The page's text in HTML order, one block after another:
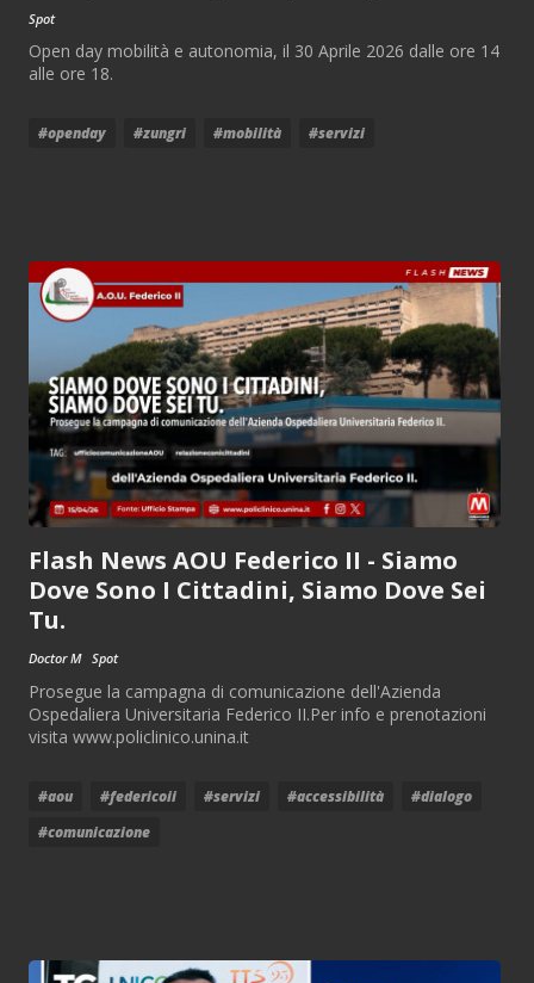
Spot
Open day mobilità e autonomia, il 30 Aprile 2026 dalle ore 14
alle ore 18.
#openday #zungri #mobilità #servizi
Flash News AOU Federico II - Siamo
Dove Sono I Cittadini, Siamo Dove Sei
Tu.
Doctor M Spot
Prosegue la campagna di comunicazione dell'Azienda
Ospedaliera Universitaria Federico II.Per info e prenotazioni
visita www.policlinico.unina.it
#aou #federicoii #servizi #accessibilità
#dialogo
#comunicazione